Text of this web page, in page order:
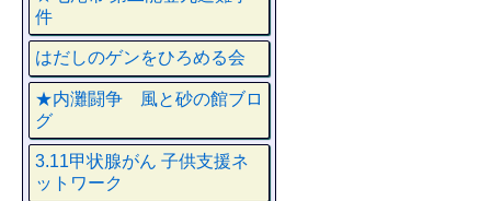
件
はだしのゲンをひろめる会
★内灘闘争 風と砂の館ブロ
グ
3.11甲状腺がん 子供支援ネ
ットワーク